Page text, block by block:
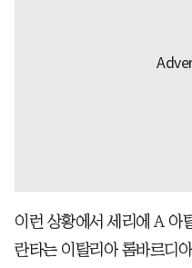
이런 상황에서 세리에 A 아
란타는 이탈리아 롬바르디